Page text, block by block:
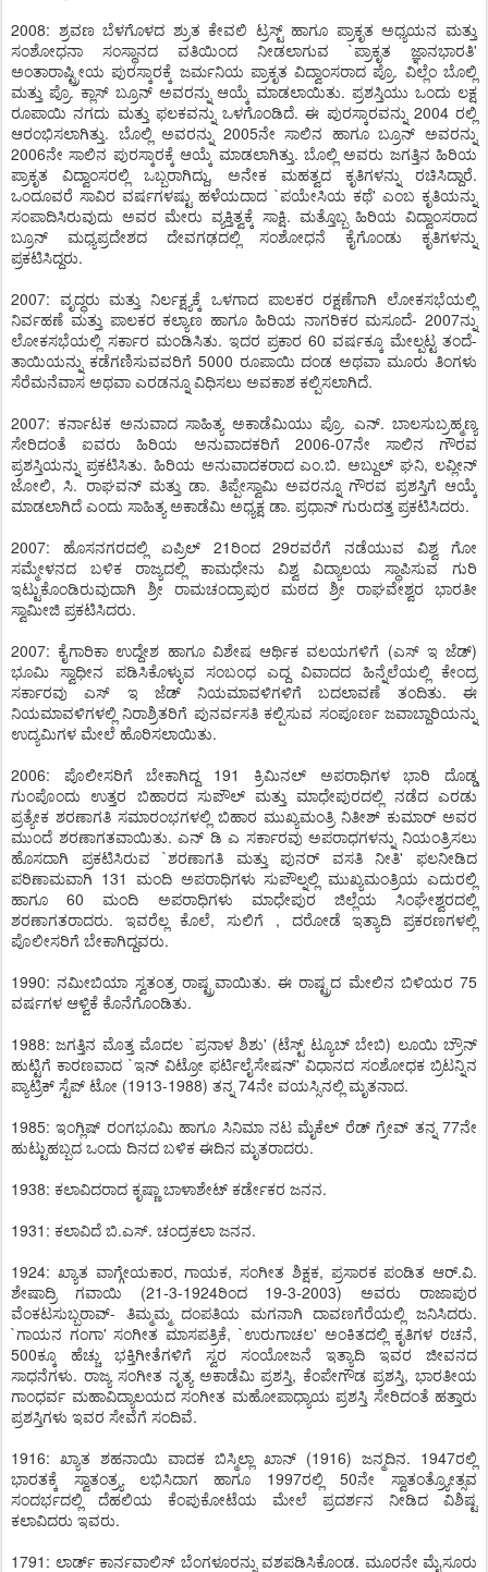
2008: ಶ್ರವಣ ಬೆಳಗೊಳದ ಶ್ರುತ ಕೇವಲಿ ಟ್ರಸ್ಟ್ ಹಾಗೂ ಪ್ರಾಕೃತ ಅಧ್ಯಯನ ಮತ್ತು
ಸಂಶೋಧನಾ ಸಂಸ್ಥಾನದ ವತಿಯಿಂದ ನೀಡಲಾಗುವ `ಪ್ರಾಕೃತ ಜ್ಞಾನಭಾರತಿ'
ಅಂತಾರಾಷ್ಟ್ರೀಯ ಪುರಸ್ಕಾರಕ್ಕೆ ಜರ್ಮನಿಯ ಪ್ರಾಕೃತ ವಿದ್ವಾಂಸರಾದ ಪ್ರೊ. ವಿಲ್ಲೆಂ ಬೊಲ್ಲಿ
ಮತ್ತು ಪ್ರೊ. ಕ್ಲಾಸ್ ಬ್ರೂನ್ ಅವರನ್ನು ಆಯ್ಕೆ ಮಾಡಲಾಯಿತು. ಪ್ರಶಸ್ತಿಯು ಒಂದು ಲಕ್ಷ
ರೂಪಾಯಿ ನಗದು ಮತ್ತು ಫಲಕವನ್ನು ಒಳಗೊಂಡಿದೆ. ಈ ಪುರಸ್ಕಾರವನ್ನು 2004 ರಲ್ಲಿ
ಆರಂಭಿಸಲಾಗಿತ್ತು. ಬೊಲ್ಲಿ ಅವರನ್ನು 2005ನೇ ಸಾಲಿನ ಹಾಗೂ ಬ್ರೂನ್ ಅವರನ್ನು
2006ನೇ ಸಾಲಿನ ಪುರಸ್ಕಾರಕ್ಕೆ ಆಯ್ಕೆ ಮಾಡಲಾಗಿತ್ತು. ಬೊಲ್ಲಿ ಅವರು ಜಗತ್ತಿನ ಹಿರಿಯ
ಪ್ರಾಕೃತ ವಿದ್ವಾಂಸರಲ್ಲಿ ಒಬ್ಬರಾಗಿದ್ದು, ಅನೇಕ ಮಹತ್ವದ ಕೃತಿಗಳನ್ನು ರಚಿಸಿದ್ದಾರೆ.
ಒಂದೂವರೆ ಸಾವಿರ ವರ್ಷಗಳಷ್ಟು ಹಳೆಯದಾದ `ಪಯೇಸಿಯ ಕಥೆ' ಎಂಬ ಕೃತಿಯನ್ನು
ಸಂಪಾದಿಸಿರುವುದು ಅವರ ಮೇರು ವ್ಯಕ್ತಿತ್ವಕ್ಕೆ ಸಾಕ್ಷಿ. ಮತ್ತೊಬ್ಬ ಹಿರಿಯ ವಿದ್ವಾಂಸರಾದ
ಬ್ರೂನ್ ಮಧ್ಯಪ್ರದೇಶದ ದೇವಗಢದಲ್ಲಿ ಸಂಶೋಧನೆ ಕೈಗೊಂಡು ಕೃತಿಗಳನ್ನು
ಪ್ರಕಟಿಸಿದ್ದರು.
2007: ವೃದ್ಧರು ಮತ್ತು ನಿರ್ಲಕ್ಷ್ಯಕ್ಕೆ ಒಳಗಾದ ಪಾಲಕರ ರಕ್ಷಣೆಗಾಗಿ ಲೋಕಸಭೆಯಲ್ಲಿ
ನಿರ್ವಹಣೆ ಮತ್ತು ಪಾಲಕರ ಕಲ್ಯಾಣ ಹಾಗೂ ಹಿರಿಯ ನಾಗರಿಕರ ಮಸೂದೆ- 2007ನ್ನು
ಲೋಕಸಭೆಯಲ್ಲಿ ಸರ್ಕಾರ ಮಂಡಿಸಿತು. ಇದರ ಪ್ರಕಾರ 60 ವರ್ಷಕ್ಕೂ ಮೇಲ್ಪಟ್ಟ ತಂದೆ-
ತಾಯಿಯನ್ನು ಕಡೆಗಣಿಸುವವರಿಗೆ 5000 ರೂಪಾಯಿ ದಂಡ ಅಥವಾ ಮೂರು ತಿಂಗಳು
ಸೆರೆಮನೆವಾಸ ಅಥವಾ ಎರಡನ್ನೂ ವಿಧಿಸಲು ಅವಕಾಶ ಕಲ್ಪಿಸಲಾಗಿದೆ.
2007: ಕರ್ನಾಟಕ ಅನುವಾದ ಸಾಹಿತ್ಯ ಅಕಾಡೆಮಿಯು ಪ್ರೊ. ಎನ್. ಬಾಲಸುಬ್ರಹ್ಮಣ್ಯ
ಸೇರಿದಂತೆ ಐವರು ಹಿರಿಯ ಅನುವಾದಕರಿಗೆ 2006-07ನೇ ಸಾಲಿನ ಗೌರವ
ಪ್ರಶಸ್ತಿಯನ್ನು ಪ್ರಕಟಿಸಿತು. ಹಿರಿಯ ಅನುವಾದಕರಾದ ಎಂ.ಬಿ. ಅಬ್ದುಲ್ ಘನಿ, ಲವ್ಲೀನ್
ಜೋಲಿ, ಸಿ. ರಾಘವನ್ ಮತ್ತು ಡಾ. ತಿಪ್ಪೇಸ್ವಾಮಿ ಅವರನ್ನೂ ಗೌರವ ಪ್ರಶಸ್ತಿಗೆ ಆಯ್ಕೆ
ಮಾಡಲಾಗಿದೆ ಎಂದು ಸಾಹಿತ್ಯ ಅಕಾಡೆಮಿ ಅಧ್ಯಕ್ಷ ಡಾ. ಪ್ರಧಾನ್ ಗುರುದತ್ತ ಪ್ರಕಟಿಸಿದರು.
2007: ಹೊಸನಗರದಲ್ಲಿ ಏಪ್ರಿಲ್ 21ರಿಂದ 29ರವರೆಗೆ ನಡೆಯುವ ವಿಶ್ವ ಗೋ
ಸಮ್ಮೇಳನದ ಬಳಿಕ ರಾಜ್ಯದಲ್ಲಿ ಕಾಮಧೇನು ವಿಶ್ವ ವಿದ್ಯಾಲಯ ಸ್ಥಾಪಿಸುವ ಗುರಿ
ಇಟ್ಟುಕೊಂಡಿರುವುದಾಗಿ ಶ್ರೀ ರಾಮಚಂದ್ರಾಪುರ ಮಠದ ಶ್ರೀ ರಾಘವೇಶ್ವರ ಭಾರತೀ
ಸ್ವಾಮೀಜಿ ಪ್ರಕಟಿಸಿದರು.
2007: ಕೈಗಾರಿಕಾ ಉದ್ದೇಶ ಹಾಗೂ ವಿಶೇಷ ಆರ್ಥಿಕ ವಲಯಗಳಿಗೆ (ಎಸ್ ಇ ಜೆಡ್)
ಭೂಮಿ ಸ್ವಾಧೀನ ಪಡಿಸಿಕೊಳ್ಳುವ ಸಂಬಂಧ ಎದ್ದ ವಿವಾದದ ಹಿನ್ನೆಲೆಯಲ್ಲಿ ಕೇಂದ್ರ
ಸರ್ಕಾರವು ಎಸ್ ಇ ಜೆಡ್ ನಿಯಮಾವಳಿಗಳಿಗೆ ಬದಲಾವಣೆ ತಂದಿತು. ಈ
ನಿಯಮಾವಳಿಗಳಲ್ಲಿ ನಿರಾಶ್ರಿತರಿಗೆ ಪುನರ್ವಸತಿ ಕಲ್ಪಿಸುವ ಸಂಪೂರ್ಣ ಜವಾಬ್ದಾರಿಯನ್ನು
ಉದ್ಯಮಿಗಳ ಮೇಲೆ ಹೊರಿಸಲಾಯಿತು.
2006: ಪೊಲೀಸರಿಗೆ ಬೇಕಾಗಿದ್ದ 191 ಕ್ರಿಮಿನಲ್ ಅಪರಾಧಿಗಳ ಭಾರಿ ದೊಡ್ಡ
ಗುಂಪೊಂದು ಉತ್ತರ ಬಿಹಾರದ ಸುಪೌಲ್ ಮತ್ತು ಮಾಧೇಪುರದಲ್ಲಿ ನಡೆದ ಎರಡು
ಪ್ರತ್ಯೇಕ ಶರಣಾಗತಿ ಸಮಾರಂಭಗಳಲ್ಲಿ ಬಿಹಾರ ಮುಖ್ಯಮಂತ್ರಿ ನಿತೀಶ್ ಕುಮಾರ್ ಅವರ
ಮುಂದೆ ಶರಣಾಗತವಾಯಿತು. ಎನ್ ಡಿ ಎ ಸರ್ಕಾರವು ಅಪರಾಧಗಳನ್ನು ನಿಯಂತ್ರಿಸಲು
ಹೊಸದಾಗಿ ಪ್ರಕಟಿಸಿರುವ `ಶರಣಾಗತಿ ಮತ್ತು ಪುನರ್ ವಸತಿ ನೀತಿ' ಫಲನೀಡಿದ
ಪರಿಣಾಮವಾಗಿ 131 ಮಂದಿ ಅಪರಾಧಿಗಳು ಸುಪೌಲ್ನಲ್ಲಿ ಮುಖ್ಯಮಂತ್ರಿಯ ಎದುರಲ್ಲಿ
ಹಾಗೂ 60 ಮಂದಿ ಅಪರಾಧಿಗಳು ಮಾಧೇಪುರ ಜಿಲ್ಲೆಯ ಸಿಂಘೇಶ್ವರದಲ್ಲಿ
ಶರಣಾಗತರಾದರು. ಇವರೆಲ್ಲ ಕೊಲೆ, ಸುಲಿಗೆ , ದರೋಡೆ ಇತ್ಯಾದಿ ಪ್ರಕರಣಗಳಲ್ಲಿ
ಪೊಲೀಸರಿಗೆ ಬೇಕಾಗಿದ್ದವರು.
1990: ನಮೀಬಿಯಾ ಸ್ವತಂತ್ರ ರಾಷ್ಟ್ರವಾಯಿತು. ಈ ರಾಷ್ಟ್ರದ ಮೇಲಿನ ಬಿಳಿಯರ 75
ವರ್ಷಗಳ ಆಳ್ವಿಕೆ ಕೊನೆಗೊಂಡಿತು.
1988: ಜಗತ್ತಿನ ಮೊತ್ತ ಮೊದಲ `ಪ್ರನಾಳ ಶಿಶು' (ಟೆಸ್ಟ್ ಟ್ಯೂಬ್ ಬೇಬಿ) ಲೂಯಿ ಬ್ರೌನ್
ಹುಟ್ಟಿಗೆ ಕಾರಣವಾದ `ಇನ್ ವಿಟ್ರೋ ಫರ್ಟಿಲೈಸೇಷನ್' ವಿಧಾನದ ಸಂಶೋಧಕ ಬ್ರಿಟನ್ನಿನ
ಪ್ಯಾಟ್ರಿಕ್ ಸ್ಟೆಪ್ ಟೋ (1913-1988) ತನ್ನ 74ನೇ ವಯಸ್ಸಿನಲ್ಲಿ ಮೃತನಾದ.
1985: ಇಂಗ್ಲಿಷ್ ರಂಗಭೂಮಿ ಹಾಗೂ ಸಿನಿಮಾ ನಟ ಮೈಕೆಲ್ ರೆಡ್ ಗ್ರೇವ್ ತನ್ನ 77ನೇ
ಹುಟ್ಟುಹಬ್ಬದ ಒಂದು ದಿನದ ಬಳಿಕ ಈದಿನ ಮೃತರಾದರು.
1938: ಕಲಾವಿದರಾದ ಕೃಷ್ಣಾ ಬಾಳಾಶೇಟ್ ಕರ್ಡೇಕರ ಜನನ.
1931: ಕಲಾವಿದೆ ಬಿ.ಎಸ್. ಚಂದ್ರಕಲಾ ಜನನ.
1924: ಖ್ಯಾತ ವಾಗ್ಗೇಯಕಾರ, ಗಾಯಕ, ಸಂಗೀತ ಶಿಕ್ಷಕ, ಪ್ರಸಾರಕ ಪಂಡಿತ ಆರ್.ವಿ.
ಶೇಷಾದ್ರಿ ಗವಾಯಿ (21-3-1924ರಿಂದ 19-3-2003) ಅವರು ರಾಜಾಪುರ
ವೆಂಕಟಸುಬ್ಬರಾವ್- ತಿಮ್ಮಮ್ಮ ದಂಪತಿಯ ಮಗನಾಗಿ ದಾವಣಗೆರೆಯಲ್ಲಿ ಜನಿಸಿದರು.
`ಗಾಯನ ಗಂಗಾ' ಸಂಗೀತ ಮಾಸಪತ್ರಿಕೆ, `ಉರುಗಾಚಲ' ಅಂಕಿತದಲ್ಲಿ ಕೃತಿಗಳ ರಚನೆ,
500ಕ್ಕೂ ಹೆಚ್ಚು ಭಕ್ತಿಗೀತೆಗಳಿಗೆ ಸ್ವರ ಸಂಯೋಜನೆ ಇತ್ಯಾದಿ ಇವರ ಜೀವನದ
ಸಾಧನೆಗಳು. ರಾಜ್ಯ ಸಂಗೀತ ನೃತ್ಯ ಅಕಾಡೆಮಿ ಪ್ರಶಸ್ತಿ, ಕೆಂಪೇಗೌಡ ಪ್ರಶಸ್ತಿ, ಭಾರತೀಯ
ಗಾಂಧರ್ವ ಮಹಾವಿದ್ಯಾಲಯದ ಸಂಗೀತ ಮಹೋಪಾಧ್ಯಾಯ ಪ್ರಶಸ್ತಿ ಸೇರಿದಂತೆ ಹತ್ತಾರು
ಪ್ರಶಸ್ತಿಗಳು ಇವರ ಸೇವೆಗೆ ಸಂದಿವೆ.
1916: ಖ್ಯಾತ ಶಹನಾಯಿ ವಾದಕ ಬಿಸ್ಮಿಲ್ಲಾ ಖಾನ್ (1916) ಜನ್ಮದಿನ. 1947ರಲ್ಲಿ
ಭಾರತಕ್ಕೆ ಸ್ವಾತಂತ್ರ್ಯ ಲಭಿಸಿದಾಗ ಹಾಗೂ 1997ರಲ್ಲಿ 50ನೇ ಸ್ವಾತಂತ್ರ್ಯೋತ್ಸವ
ಸಂದರ್ಭದಲ್ಲಿ ದೆಹಲಿಯ ಕೆಂಪುಕೋಟೆಯ ಮೇಲೆ ಪ್ರದರ್ಶನ ನೀಡಿದ ವಿಶಿಷ್ಟ
ಕಲಾವಿದರು ಇವರು.
1791: ಲಾರ್ಡ್ ಕಾರ್ನವಾಲಿಸ್ ಬೆಂಗಳೂರನ್ನು ವಶಪಡಿಸಿಕೊಂಡ. ಮೂರನೇ ಮೈಸೂರು